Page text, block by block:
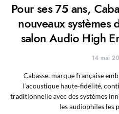
Pour ses 75 ans,
nouveaux systèmes
salon Audio High
14 mai
Cabasse, marque française
l’acoustique haute-fidélité,
traditionnelle avec des systèmes
les audiophiles les